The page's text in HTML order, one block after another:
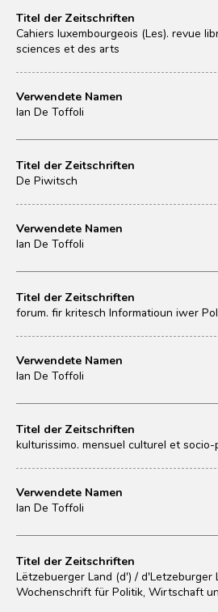
Titel der Zeitschriften
Cahiers luxembourgeois (Les). revue
sciences et des arts
Verwendete Namen
Ian De Toffoli
Titel der Zeitschriften
De Piwitsch
Verwendete Namen
Ian De Toffoli
Titel der Zeitschriften
forum. fir kritesch Informatioun iwer
Verwendete Namen
Ian De Toffoli
Titel der Zeitschriften
kulturissimo. mensuel culturel et socio-
Verwendete Namen
Ian De Toffoli
Titel der Zeitschriften
Lëtzebuerger Land (d') / d'Letzeburger
Wochenschrift für Politik, Wirtschaft